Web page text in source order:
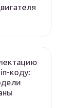
коду: